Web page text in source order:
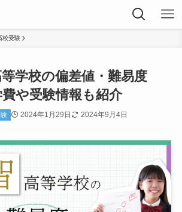
校受験
学校の偏差値・難易度
や受験情報も紹介
2024年1月29日 2024年9月4日